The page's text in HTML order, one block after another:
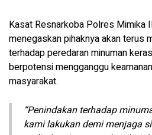
Kasat Resnarkoba Polres Mimika
menegaskan pihaknya akan terus
terhadap peredaran minuman
berpotensi mengganggu
masyarakat.
“Penindakan terhadap
kami lakukan demi menjaga